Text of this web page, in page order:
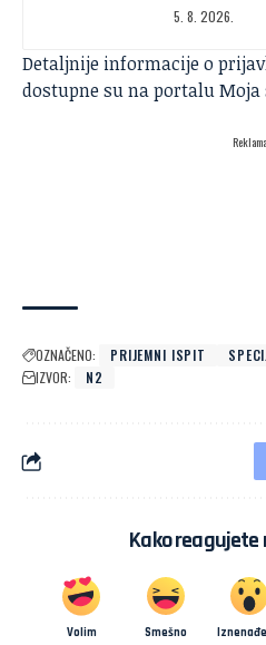
5. 8. 2026.
Detaljnije informacije o
dostupne su na portaluMoja
Reklama
OZNAČENO: PRIJEMNI ISPIT
IZVOR:
N2
Kako reagujete
Volim Smešno